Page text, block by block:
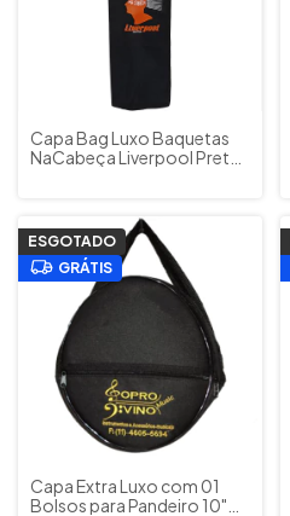
Capa Bag Luxo Baquetas
NaCabeça Liverpool Preto
ESGOTADO
GRÁTIS
Capa Extra Luxo com 01
Bolsos para Pandeiro 10"